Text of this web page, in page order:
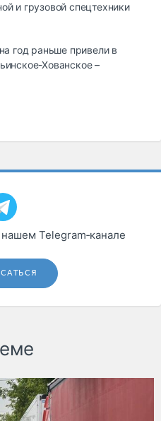
и грузовой спецтехники
год раньше привели в
Хованское –
Telegram‑канале